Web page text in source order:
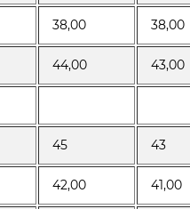
38,00 38,00
44,00 43,00
45 43
42,00 41,00